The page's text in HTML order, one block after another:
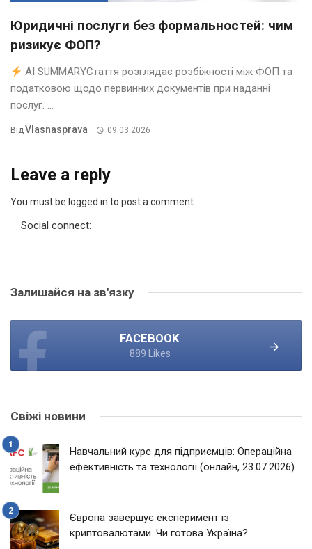
Юридичні послуги без формальностей: чим
ризикує ФОП?
AI SUMMARYСтаття розглядає розбіжності між ФОП та
податковою щодо первинних документів при наданні
послуг. ...
ВідVlasnasprava 09.03.2026
Leave a reply
You must be logged in to post a comment.
Social connect:
Залишайся на зв'язку
FACEBOOK
889 Likes
Свіжі новини
Навчальний курс для підприємців: Операційна
ефективність та технології (онлайн, 23.07.2026)
Європа завершує експеримент із
криптовалютами. Чи готова Україна?